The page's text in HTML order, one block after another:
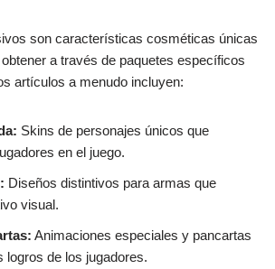
son características cosméticas únicas
a través de paquetes específicos
artículos a menudo incluyen:
Skins de personajes únicos que
en el juego.
Diseños distintivos para armas que
visual.
Animaciones especiales y pancartas
logros de los jugadores.